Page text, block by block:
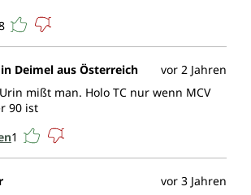
Deimel aus Österreich
vor 2 Jahren
mißt man. Holo TC nur wenn MCV
90 ist
1
vor 3 Jahren